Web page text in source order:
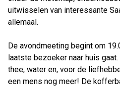
uitwisselen van interessante
allemaal.
De avondmeeting begint om
laatste bezoeker naar huis
thee, water en, voor de
een mens nog meer! De